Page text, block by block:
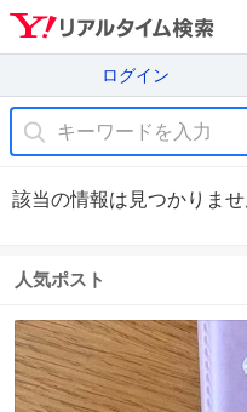
ログイン
該当の情報は見つかりませ
人気ポスト